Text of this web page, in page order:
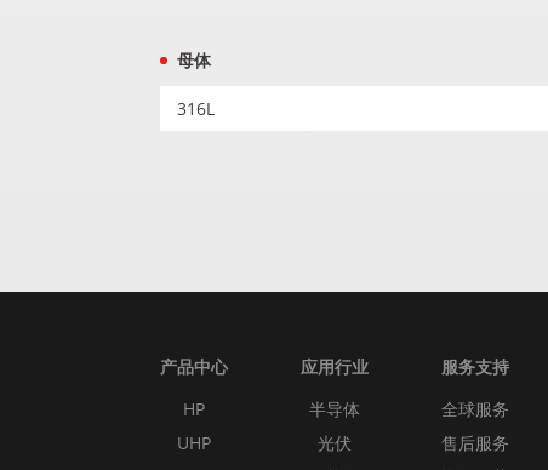
母体
316L
产品中心
HP
UHP
应用行业
半导体
光伏
服务支持
全球服务
售后服务